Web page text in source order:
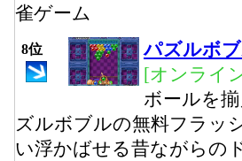
雀ゲーム
8位
パズルボ
[オンライ
ボールを
ズルボブルの無料フラッ
い浮かばせる昔ながらの